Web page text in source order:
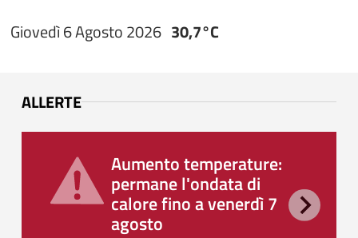
Giovedì 6 Agosto 2026 30,7°C
ALLERTE
Aumento temperature:
permane l'ondata di
calore fino a venerdì 7
agosto